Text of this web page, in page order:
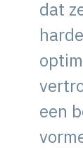
dat
een